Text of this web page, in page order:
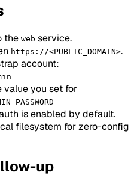
the web service.
https://<PUBLIC_DOMAIN>.
account:
value you set for
is enabled by default.
filesystem for zero-config
up